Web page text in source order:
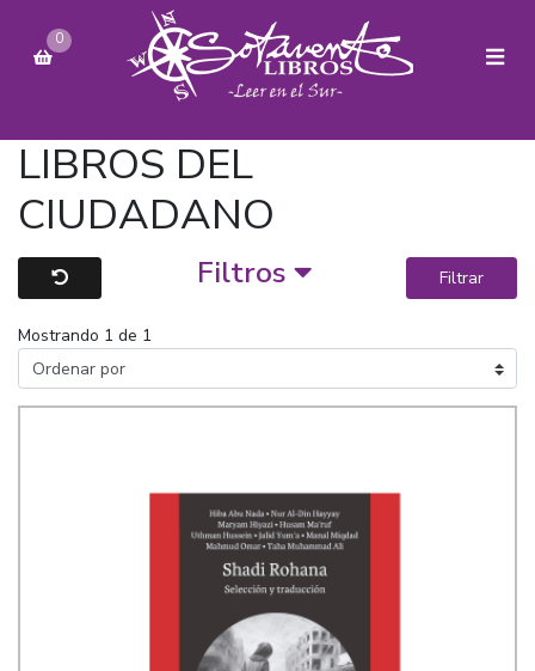
0
LIBROS DEL
CIUDADANO
Filtros Filtrar
Mostrando 1 de 1